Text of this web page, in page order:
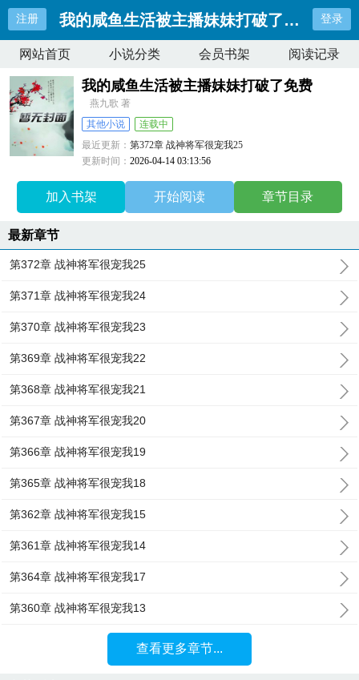
注册 我的咸鱼生活被主播妹妹打破了免费 登录
网站首页 小说分类 会员书架 阅读记录
我的咸鱼生活被主播妹妹打破了免费
燕九歌 著
其他小说
连载中
最近更新：第372章 战神将军很宠我25
更新时间：2026-04-14 03:13:56
加入书架 开始阅读 章节目录
最新章节
第372章 战神将军很宠我25
第371章 战神将军很宠我24
第370章 战神将军很宠我23
第369章 战神将军很宠我22
第368章 战神将军很宠我21
第367章 战神将军很宠我20
第366章 战神将军很宠我19
第365章 战神将军很宠我18
第362章 战神将军很宠我15
第361章 战神将军很宠我14
第364章 战神将军很宠我17
第360章 战神将军很宠我13
查看更多章节...